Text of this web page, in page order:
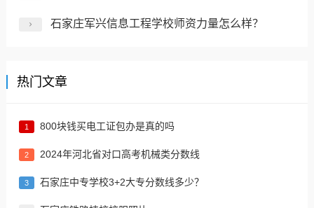
石家庄军兴信息工程学校师资力量怎么样？
热门文章
1 800块钱买电工证包办是真的吗
2 2024年河北省对口高考机械类分数线
3 ​石家庄中专学校3+2大专分数线多少？